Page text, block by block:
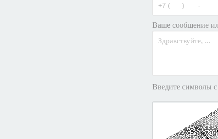
Ваше сообщение
Введите символы